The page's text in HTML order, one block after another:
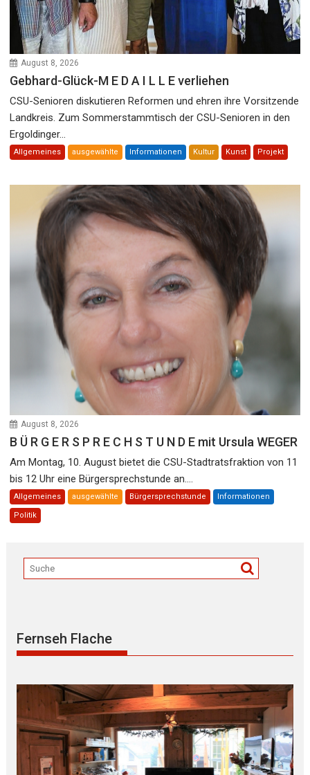
August 8, 2026
Gebhard-Glück-M E D A I L L E verliehen
CSU-Senioren diskutieren Reformen und ehren ihre Vorsitzende
Landkreis. Zum Sommerstammtisch der CSU-Senioren in den
Ergoldinger...
Allgemeines ausgewählte Informationen Kultur Kunst Projekt
August 8, 2026
B Ü R G E R S P R E C H S T U N D E mit Ursula WEGER
Am Montag, 10. August bietet die CSU-Stadtratsfraktion von 11
bis 12 Uhr eine Bürgersprechstunde an....
Allgemeines ausgewählte Bürgersprechstunde Informationen
Politik
Fernseh Flache